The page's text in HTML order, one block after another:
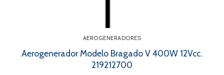
AEROGENERADORES
Aerogenerador Modelo Bragado V 400W 12Vcc.
219212700